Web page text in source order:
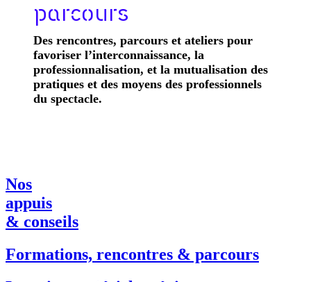
parcours
Des rencontres, parcours et ateliers pour
favoriser l’interconnaissance, la
professionnalisation, et la mutualisation des
pratiques et des moyens des professionnels
du spectacle.
Nos
appuis
& conseils
Formations, rencontres & parcours